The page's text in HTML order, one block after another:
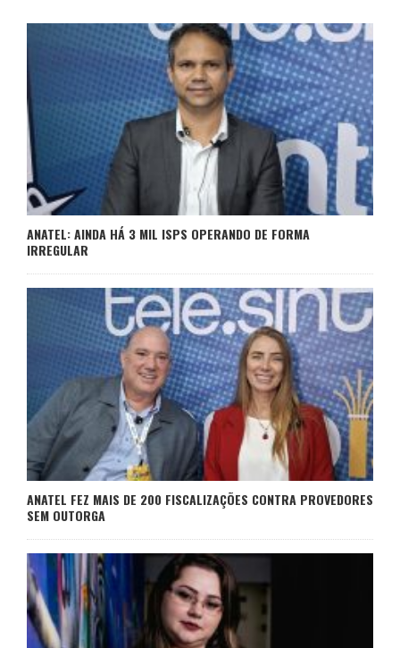
ANATEL: AINDA HÁ 3 MIL ISPS OPERANDO DE FORMA
IRREGULAR
ANATEL FEZ MAIS DE 200 FISCALIZAÇÕES CONTRA PROVEDORES
SEM OUTORGA